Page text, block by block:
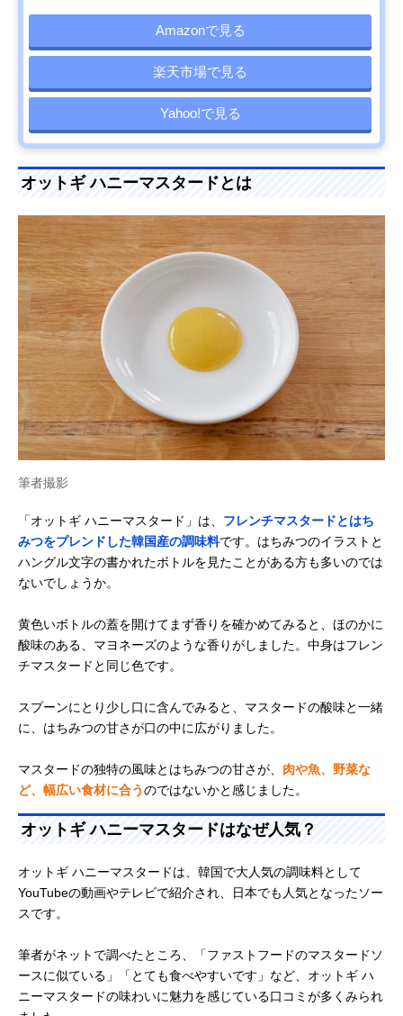
Amazonで見る
楽天市場で見る
Yahoo!で見る
オットギ ハニーマスタードとは
筆者撮影
「オットギ ハニーマスタード」は、 フレンチマスタードとはち
みつをプレンドした韓国産の調味料です。はちみつのイラストと
ハングル文字の書かれたボトルを見たことがある方も多いのでは
ないでしょうか。
黄色いボトルの蓋を開けてまず香りを確かめてみると、ほのかに
酸味のある、マヨネーズのような香りがしました。中身はフレン
チマスタードと同じ色です。
スプーンにとり少し口に含んでみると、マスタードの酸味と一緒
に、はちみつの甘さが口の中に広がりました。
マスタードの独特の風味とはちみつの甘さが、 肉や魚、野菜な
ど、幅広い食材に合うのではないかと感じました。
オットギ ハニーマスタードはなぜ人気？
オットギ ハニーマスタードは、韓国で大人気の調味料として
YouTubeの動画やテレビで紹介され、日本でも人気となったソー
スです。
筆者がネットで調べたところ、「ファストフードのマスタードソ
ースに似ている」「とても食べやすいです」など、オットギ ハ
ニーマスタードの味わいに魅力を感じている口コミが多くみられ